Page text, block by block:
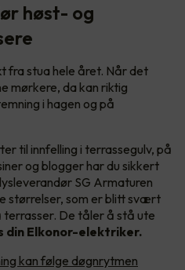
høst- og
fra stua hele året. Når det
mørkere, da kan riktig
i hagen og på
til innfelling i terrassegulv, på
og blogger har du sikkert
SG Armaturen
størrelser, som er blitt svært
De tåler å stå ute
din Elkonor-elektriker.
kan følge døgnrytmen